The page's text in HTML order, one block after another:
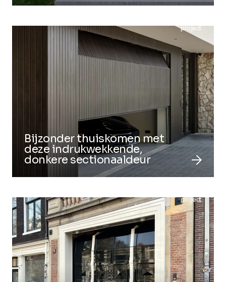
project
Bijzonder thuiskomen met
deze indrukwekkende,
donkere sectionaaldeur arrow_forward
project